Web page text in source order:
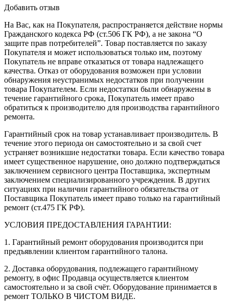
Добавить отзыв
На Вас, как на Покупателя, распространяется действие нормы
Гражданского кодекса РФ (ст.506 ГК РФ), а не закона “О
защите прав потребителей”. Товар поставляется по заказу
Покупателя и может использоваться только им, поэтому
Покупатель не вправе отказаться от товара надлежащего
качества. Отказ от оборудования возможен при условии
обнаружения неустранимых недостатков при получении
товара Покупателем. Если недостатки были обнаружены в
течение гарантийного срока, Покупатель имеет право
обратиться к производителю для производства гарантийного
ремонта.
Гарантийный срок на товар устанавливает производитель. В
течение этого периода он самостоятельно и за свой счет
устраняет возникшие недостатки товара. Если качество товара
имеет существенное нарушение, оно должно подтверждаться
заключением сервисного центра Поставщика, экспертным
заключением специализированного учреждения. В других
ситуациях при наличии гарантийного обязательства от
Поставщика Покупатель имеет право только на гарантийный
ремонт (ст.475 ГК РФ).
УСЛОВИЯ ПРЕДОСТАВЛЕНИЯ ГАРАНТИИ:
1. Гарантийный ремонт оборудования производится при
предъявлении клиентом гарантийного талона.
2. Доставка оборудования, подлежащего гарантийному
ремонту, в офис Продавца осуществляется клиентом
самостоятельно и за свой счёт. Оборудование принимается в
ремонт ТОЛЬКО В ЧИСТОМ ВИДЕ.